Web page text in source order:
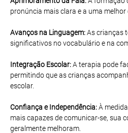
pronúncia mais clara e a uma melhor
Avanços na Linguagem:As crianças
significativos no vocabulário e na
Integração Escolar:A terapia pode
permitindo que as crianças
escolar.
Confiança e Independência:À
mais capazes de comunicar-se, sua
geralmente melhoram.